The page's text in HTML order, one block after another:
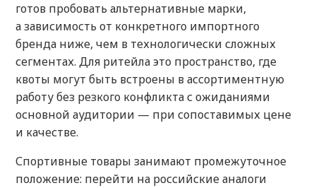
готов пробовать альтернативные марки,
а зависимость от конкретного импортного
бренда ниже, чем в технологически сложных
сегментах. Для ритейла это пространство, где
квоты могут быть встроены в ассортиментную
работу без резкого конфликта с ожиданиями
основной аудитории — при сопоставимых цене
и качестве.
Спортивные товары занимают промежуточное
положение: перейти на российские аналоги